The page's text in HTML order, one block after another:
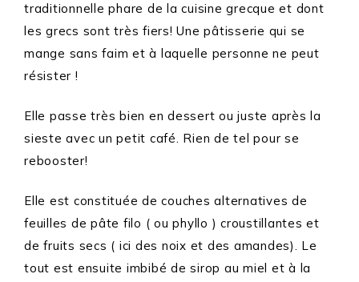
traditionnelle phare de la cuisine grecque et dont
les grecs sont très fiers! Une pâtisserie qui se
mange sans faim et à laquelle personne ne peut
résister !
Elle passe très bien en dessert ou juste après la
sieste avec un petit café. Rien de tel pour se
rebooster!
Elle est constituée de couches alternatives de
feuilles de pâte filo ( ou phyllo ) croustillantes et
de fruits secs ( ici des noix et des amandes). Le
tout est ensuite imbibé de sirop au miel et à la